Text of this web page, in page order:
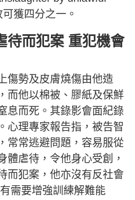
獲四分之一。
待而犯案 重犯機會
傷勢及皮膚燒傷由他造
而他以棉被、膠紙及保鮮
息而死。其錄影會面紀錄
心理專家報告指，被告智
常常逃避問題，容易服從
體虐待，令他身心受創，
而犯案，他亦沒有反社會
需要增強訓練解難能